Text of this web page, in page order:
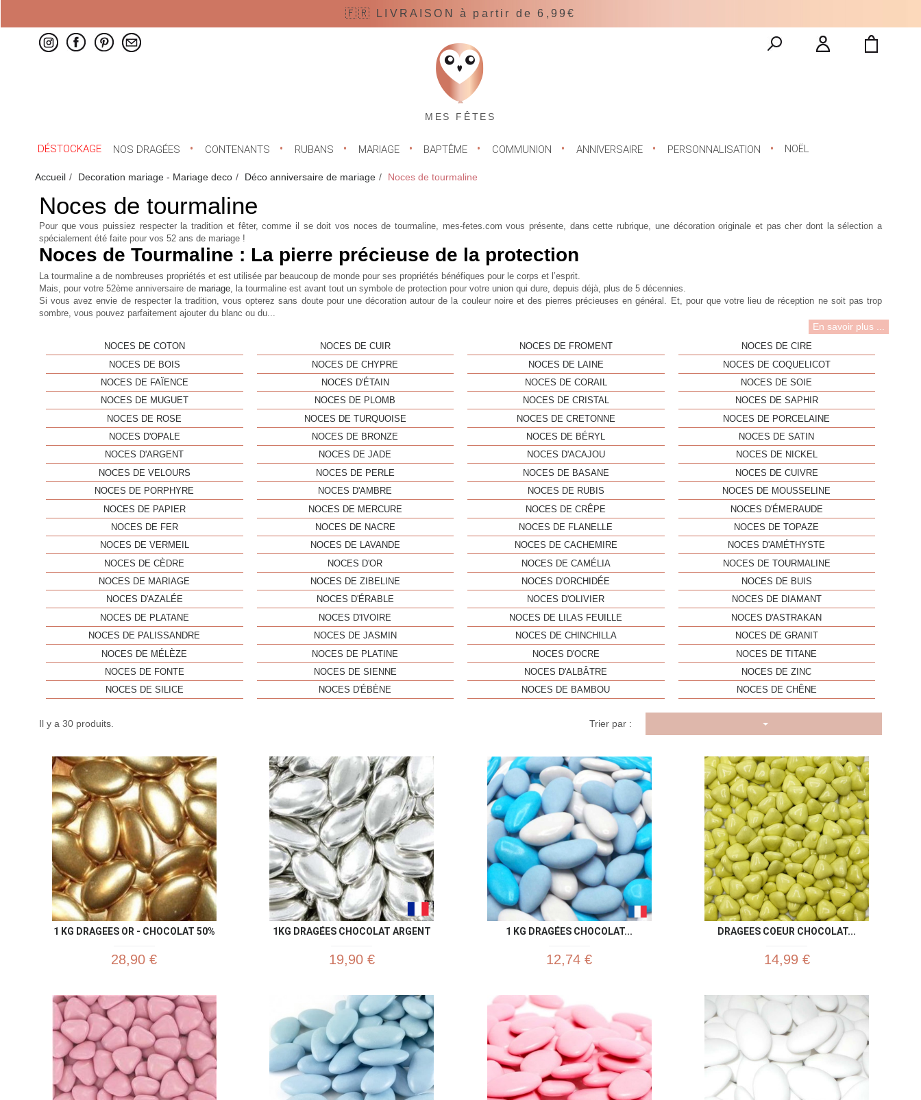
🇫🇷 LIVRAISON à partir de 6,99€
MES FÊTES
DÉSTOCKAGE NOS DRAGÉES CONTENANTS RUBANS MARIAGE BAPTÊME COMMUNION ANNIVERSAIRE PERSONNALISATION NOËL
Accueil Decoration mariage - Mariage deco Déco anniversaire de mariage Noces de tourmaline
Noces de tourmaline
Pour que vous puissiez respecter la tradition et fêter, comme il se doit vos noces de tourmaline, mes-fetes.com vous présente, dans cette rubrique, une décoration originale et pas cher dont la sélection a
spécialement été faite pour vos 52 ans de mariage !
Noces de Tourmaline : La pierre précieuse de la protection
La tourmaline a de nombreuses propriétés et est utilisée par beaucoup de monde pour ses propriétés bénéfiques pour le corps et l’esprit.
Mais, pour votre 52ème anniversaire de mariage , la tourmaline est avant tout un symbole de protection pour votre union qui dure, depuis déjà, plus de 5 décennies.
Si vous avez envie de respecter la tradition, vous opterez sans doute pour une décoration autour de la couleur noire et des pierres précieuses en général. Et, pour que votre lieu de réception ne soit pas trop
sombre, vous pouvez parfaitement ajouter du blanc ou du...
En savoir plus ...
NOCES DE COTON NOCES DE CUIR NOCES DE FROMENT
NOCES DE CIRE
NOCES DE BOIS
NOCES DE CHYPRE NOCES DE LAINE
NOCES DE COQUELICOT
NOCES DE FAÏENCE
NOCES D'ÉTAIN NOCES DE CORAIL
NOCES DE SOIE
NOCES DE MUGUET
NOCES DE PLOMB NOCES DE CRISTAL
NOCES DE SAPHIR
NOCES DE ROSE
NOCES DE TURQUOISE NOCES DE CRETONNE
NOCES DE PORCELAINE
NOCES D'OPALE
NOCES DE BRONZE NOCES DE BÉRYL
NOCES DE SATIN
NOCES D'ARGENT
NOCES DE JADE NOCES D'ACAJOU
NOCES DE NICKEL
NOCES DE VELOURS
NOCES DE PERLE NOCES DE BASANE
NOCES DE CUIVRE
NOCES DE PORPHYRE
NOCES D'AMBRE NOCES DE RUBIS
NOCES DE MOUSSELINE
NOCES DE PAPIER
NOCES DE MERCURE NOCES DE CRÊPE
NOCES D'ÉMERAUDE
NOCES DE FER
NOCES DE NACRE NOCES DE FLANELLE
NOCES DE TOPAZE
NOCES DE VERMEIL
NOCES DE LAVANDE NOCES DE CACHEMIRE
NOCES D'AMÉTHYSTE
NOCES DE CÈDRE
NOCES D'OR NOCES DE CAMÉLIA
NOCES DE TOURMALINE
NOCES DE MARIAGE
NOCES DE ZIBELINE NOCES D'ORCHIDÉE
NOCES DE BUIS
NOCES D'AZALÉE
NOCES D'ÉRABLE NOCES D'OLIVIER
NOCES DE DIAMANT
NOCES DE PLATANE
NOCES D'IVOIRE NOCES DE LILAS FEUILLE
NOCES D'ASTRAKAN
NOCES DE PALISSANDRE
NOCES DE JASMIN NOCES DE CHINCHILLA
NOCES DE GRANIT
NOCES DE MÉLÈZE
NOCES DE PLATINE NOCES D'OCRE
NOCES DE TITANE
NOCES DE FONTE
NOCES DE SIENNE NOCES D'ALBÂTRE
NOCES DE ZINC
NOCES DE SILICE
NOCES D'ÉBÈNE NOCES DE BAMBOU NOCES DE CHÊNE
Il y a 30 produits. Trier par :
1 KG DRAGEES OR - CHOCOLAT 50%
28,90 €
Aperçu rapide
1KG DRAGÉES CHOCOLAT ARGENT
19,90 €
Aperçu rapide
1 KG DRAGÉES CHOCOLAT...
12,74 €
Aperçu rapide
DRAGEES COEUR CHOCOLAT...
14,99 €
Aperçu rapide Aperçu rapide  Aperçu rapide